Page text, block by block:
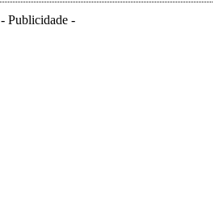
- Publicidade -